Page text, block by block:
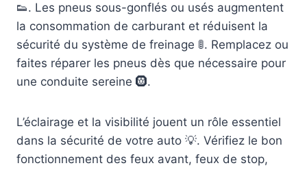
👟. Les pneus sous-gonflés ou usés augmentent
la consommation de carburant et réduisent la
sécurité du système de freinage 🚦. Remplacez ou
faites réparer les pneus dès que nécessaire pour
une conduite sereine 🛞.
L’éclairage et la visibilité jouent un rôle essentiel
dans la sécurité de votre auto 💡. Vérifiez le bon
fonctionnement des feux avant, feux de stop,